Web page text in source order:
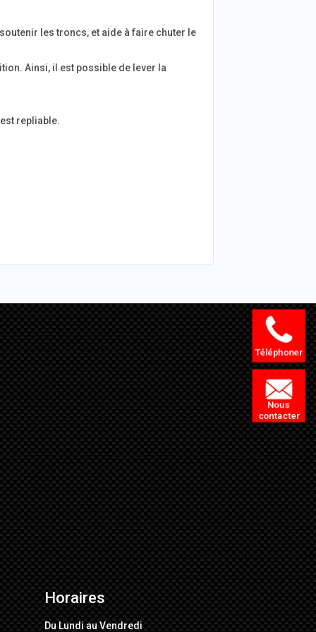
les troncs, et aide à faire chuter le
Ainsi, il est possible de lever la
repliable.
Horaires
Du Lundi au Vendredi
Téléphoner
Nous
contacter